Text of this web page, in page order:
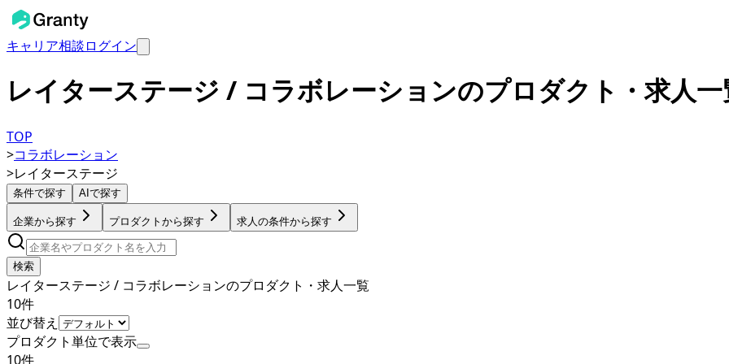
キャリア相談ログイン
レイターステージ / コラボレーションのプロダクト・求人一
TOP
>コラボレーション
>レイターステージ
条件で探す AIで探す
企業から探す プロダクトから探す 求人の条件から探す
検索
レイターステージ / コラボレーションのプロダクト・求人一覧
10件
並び替え
プロダクト単位で表示
10件